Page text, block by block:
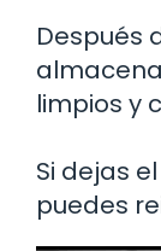
Después
limpios y
Si dejas
puedes